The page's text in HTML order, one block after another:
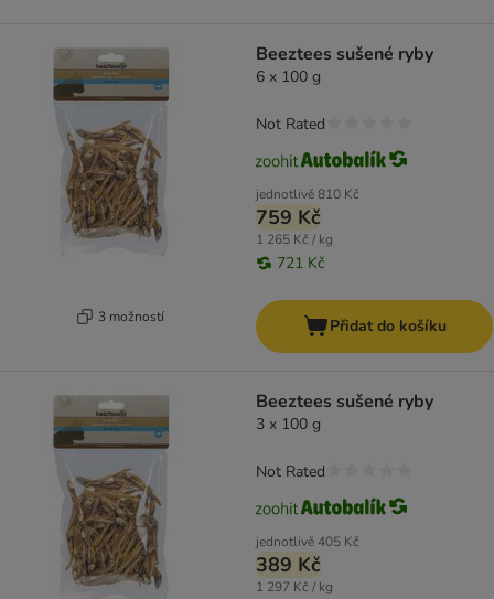
3 možností
Beeztees sušené ryby
6 x 100 g
jednotlivě810 Kč
759 Kč
1 265 Kč / kg
721 Kč
Not Rated
Přidat do košíku
Beeztees sušené ryby
3 x 100 g
jednotlivě405 Kč
389 Kč
1 297 Kč / kg
Not Rated